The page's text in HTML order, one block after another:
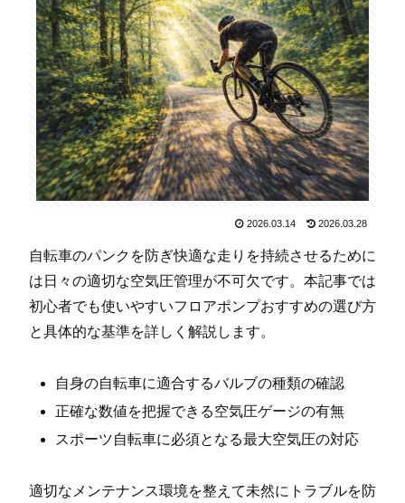
2026.03.14 2026.03.28
自転車のパンクを防ぎ快適な走りを持続させるために
は日々の適切な空気圧管理が不可欠です。本記事では
初心者でも使いやすいフロアポンプおすすめの選び方
と具体的な基準を詳しく解説します。
自身の自転車に適合するバルブの種類の確認
正確な数値を把握できる空気圧ゲージの有無
スポーツ自転車に必須となる最大空気圧の対応
適切なメンテナンス環境を整えて未然にトラブルを防